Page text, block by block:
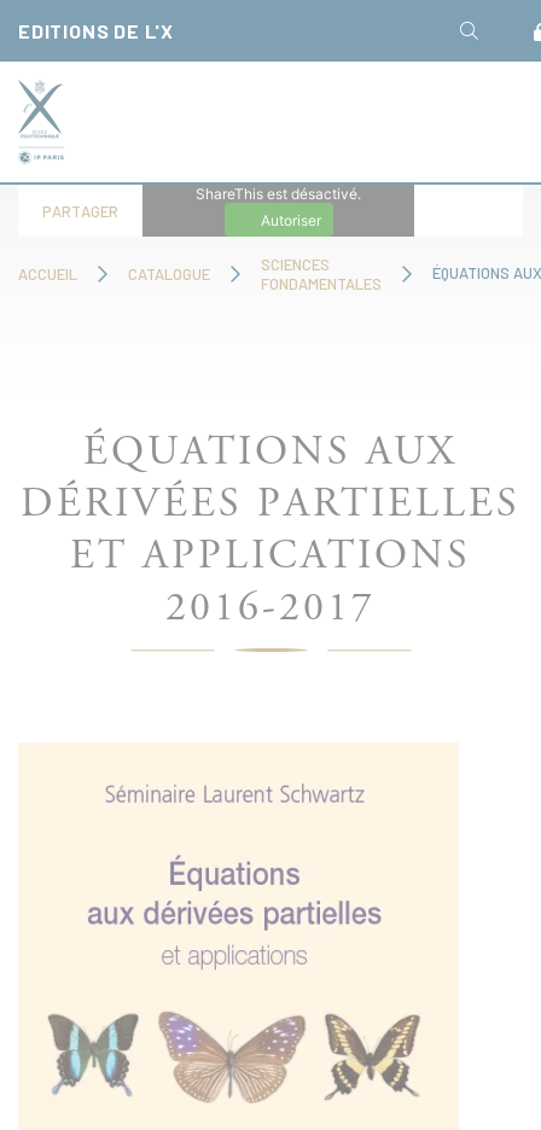
EDITIONS DE L'X
ACCUEIL CATALOGUE
SCIENCES
FONDAMENTALES
PARTAGER
ShareThis est désactivé.
Autoriser
ÉQUATIONS AUX
DÉRIVÉES PARTIELLES
ET APPLICATIONS
2016-2017